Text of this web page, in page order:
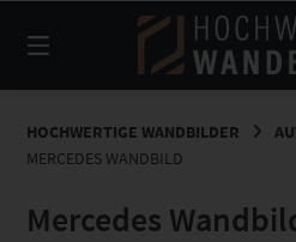
zum
Inhalt
HOCHWERTIGE WANDBILDER
MERCEDES WANDBILD
Mercedes